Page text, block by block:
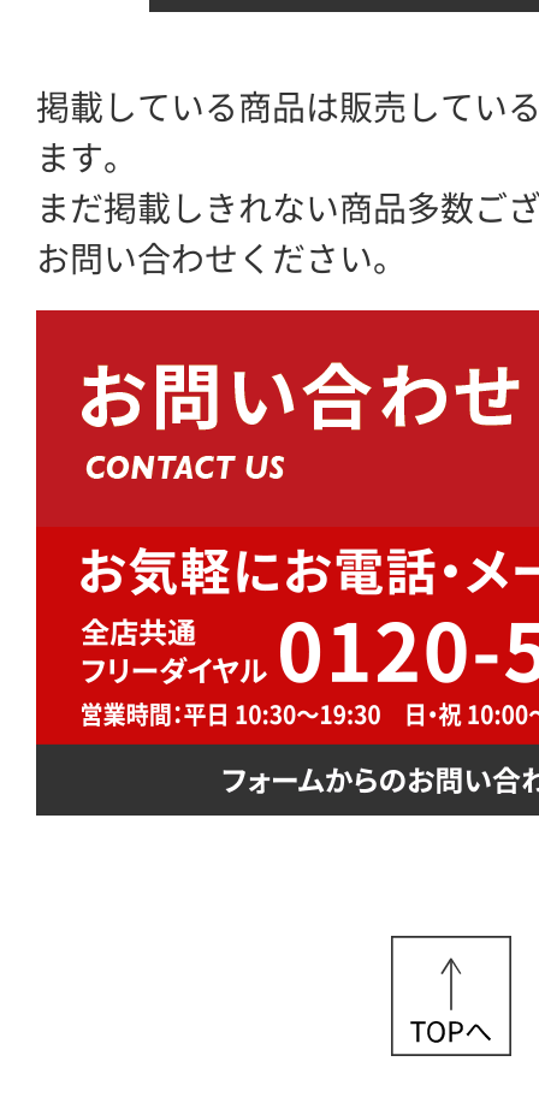
掲載している商品は販売してい
ます。
まだ掲載しきれない商品多数ご
お問い合わせください。